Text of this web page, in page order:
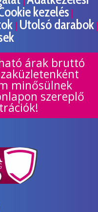
kezelés |
| Utolsó darabok|
árak bruttó
minősülnek
szereplő